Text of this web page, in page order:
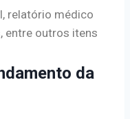
relatório médico
entre outros itens
da